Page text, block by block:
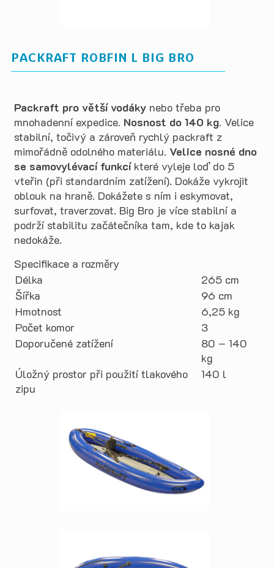
PACKRAFT ROBFIN L BIG BRO
Packraft pro větší vodáky nebo třeba pro
mnohadenní expedice. Nosnost do 140 kg. Velice
stabilní, točivý a zároveň rychlý packraft z
mimořádně odolného materiálu. Velice nosné dno
se samovylévací funkcíkteré vyleje loď do 5
vteřin (při standardním zatížení). Dokáže vykrojit
oblouk na hraně. Dokážete s ním i eskymovat,
surfovat, traverzovat. Big Bro je více stabilní a
podrží stabilitu začátečníka tam, kde to kajak
nedokáže.
Specifikace a rozměry
Délka
265 cm
Šířka
96 cm
Hmotnost
6,25 kg
Počet komor
3
Doporučené zatížení
80 – 140
kg
Úložný prostor při použití tlakového
zipu
140 l